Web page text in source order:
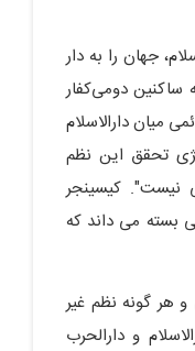
جهان را به دار
ساکنین دومی‌کفار
میان دارالاسلام
تحقق این نظم
نیست". کیسینجر
بسته می داند که
و هر گونه نظم غیر
و دارالحرب